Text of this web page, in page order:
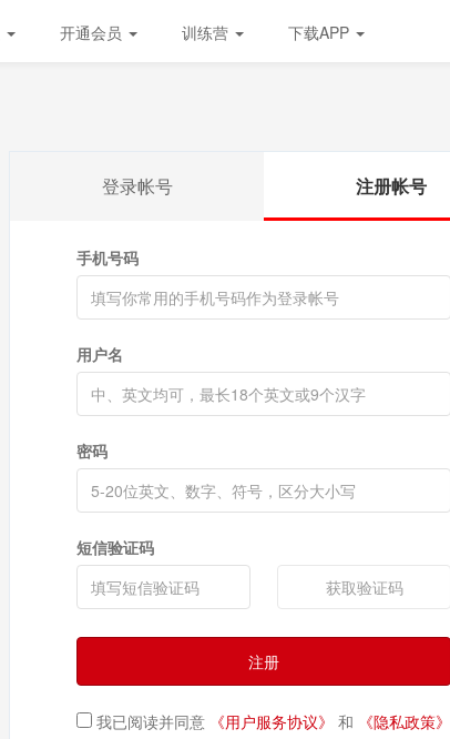
开通会员 训练营 下载APP
登录帐号 注册帐号
手机号码
用户名
密码
短信验证码
获取验证码
注册
我已阅读并同意 《用户服务协议》 和 《隐私政策》